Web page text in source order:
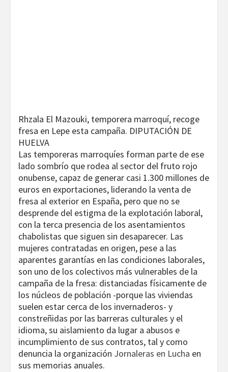
Rhzala El Mazouki, temporera marroquí, recoge
fresa en Lepe esta campaña. DIPUTACIÓN DE
HUELVA
Las temporeras marroquíes forman parte de ese
lado sombrío que rodea al sector del fruto rojo
onubense, capaz de generar casi 1.300 millones de
euros en exportaciones, liderando la venta de
fresa al exterior en España, pero que no se
desprende del estigma de la explotación laboral,
con la terca presencia de los asentamientos
chabolistas que siguen sin desaparecer. Las
mujeres contratadas en origen, pese a las
aparentes garantías en las condiciones laborales,
son uno de los colectivos más vulnerables de la
campaña de la fresa: distanciadas físicamente de
los núcleos de población -porque las viviendas
suelen estar cerca de los invernaderos- y
constreñidas por las barreras culturales y el
idioma, su aislamiento da lugar a abusos e
incumplimiento de sus contratos, tal y como
denuncia la organización Jornaleras en Lucha en
sus memorias anuales.